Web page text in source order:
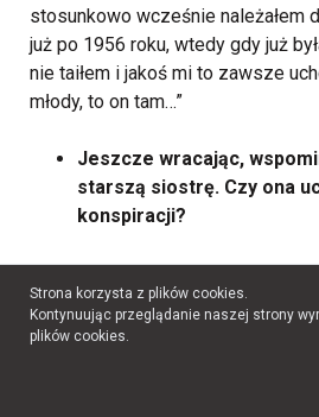
stosunkowo wcześnie należałem
już po 1956 roku, wtedy gdy już
nie taiłem i jakoś mi to zawsze
młody, to on tam…”
Jeszcze wracając,
starszą siostrę. Czy ona
konspiracji?
Nie. Nigdy nic na ten temat nie
prawdopodobnie nie, bo ona dużo
Radomiem jeździła. Tam rodzina
ciężko, nas dwoje, to ona
Strona korzysta z plików cookies.
Kontynuując przeglądanie naszej strony
plików cookies.